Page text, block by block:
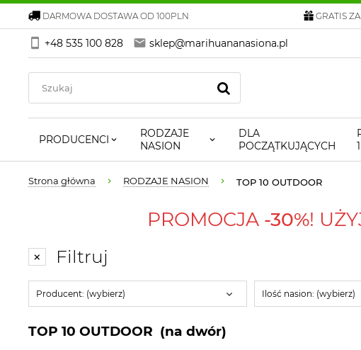
DARMOWA DOSTAWA OD 100PLN GRATIS
+48 535 100 828 sklep@marihuananasiona.pl
PRODUCENCI
RODZAJE
NASION
DLA
POCZĄTKUJĄCYCH
Strona główna RODZAJE NASION TOP 10 OUTDOOR
PROMOCJA -30%!
Filtruj
Producent: (wybierz) Ilość nasion: (wybierz)
TOP 10 OUTDOOR (na dwór)